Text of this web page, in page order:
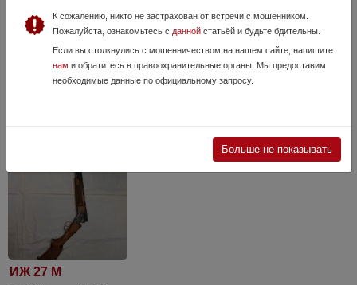
ATA Neo 12
19 Июня, в 06:57
75 000 руб.
Иркутская область, Иркутск
ИЖ 27 М
К сожалению, никто не застрахован от встречи с мошенником.
Пожалуйста, ознакомьтесь с даннойстатьёй и будьте бдительны.
Если вы столкнулись с мошенничеством на нашем сайте, напишите
нам и обратитесь в правоохранительные органы. Мы предоставим
необходимые данные по официальному запросу.
Больше не показывать